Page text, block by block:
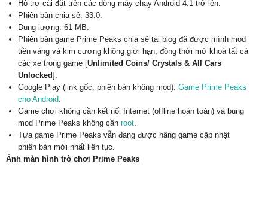
Hỗ trợ cài đặt trên các dòng máy chạy Android 4.1 trở lên.
Phiên bản chia sẻ: 33.0.
Dung lượng: 61 MB.
Phiên bản game Prime Peaks chia sẻ tại blog đã được mình mod
tiền vàng và kim cương không giới hạn, đồng thời mở khoá tất cả
các xe trong game [Unlimited Coins/ Crystals & All Cars
Unlocked].
Google Play (link gốc, phiên bản không mod): Game Prime Peaks
cho Android.
Game chơi không cần kết nối Internet (offline hoàn toàn) và bung
mod Prime Peaks không cần root.
Tựa game Prime Peaks vẫn đang được hãng game cập nhật
phiên bản mới nhất liên tục.
Ảnh màn hình trò chơi Prime Peaks